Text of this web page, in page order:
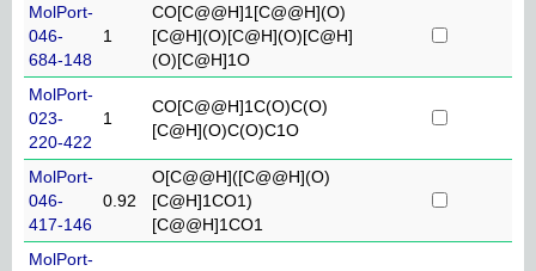
MolPort-
046-
684-148
1
CO[C@@H]1[C@@H](O)
[C@H](O)[C@H](O)[C@H]
(O)[C@H]1O
MolPort-
023-
220-422
1
CO[C@@H]1C(O)C(O)
[C@H](O)C(O)C1O
MolPort-
046-
417-146
0.92
O[C@@H]([C@@H](O)
[C@H]1CO1)
[C@@H]1CO1
MolPort-